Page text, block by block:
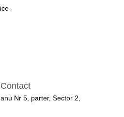
Contact
Nr 5, parter, Sector 2,